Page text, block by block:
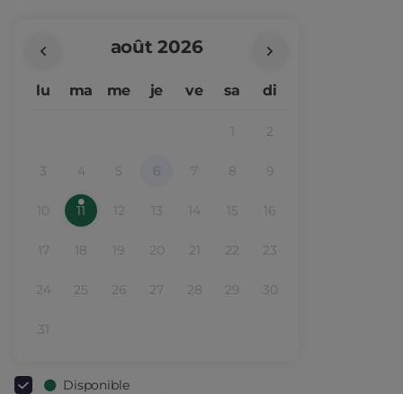
Mois
cours
août 2026
lu ma me je ve sa di
1
Inactif
2
Inactif
3
Inactif
4
Inactif
5
Inactif
6
Inactif
7
Inactif
8
Inactif
9
Inactif
10
Inactif
11
Billets
jour
12
Inactif
13
Inactif
14
Inactif
15
Inactif
16
Inactif
17
Inactif
18
Inactif
19
Inactif
20
Inactif
21
Inactif
22
Inactif
23
Inactif
24
Inactif
25
Inactif
26
Inactif
27
Inactif
28
Inactif
29
Inactif
30
Inactif
31
Disponible